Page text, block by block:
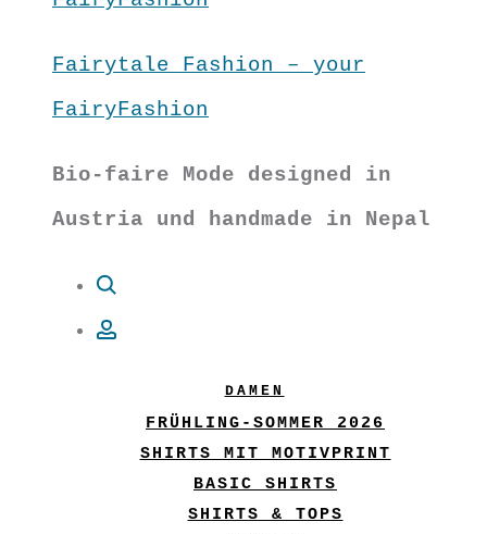
Fairytale Fashion – your
FairyFashion
Bio-faire Mode designed in
Austria und handmade in Nepal
DAMEN
FRÜHLING-SOMMER 2026
SHIRTS MIT MOTIVPRINT
BASIC SHIRTS
SHIRTS & TOPS